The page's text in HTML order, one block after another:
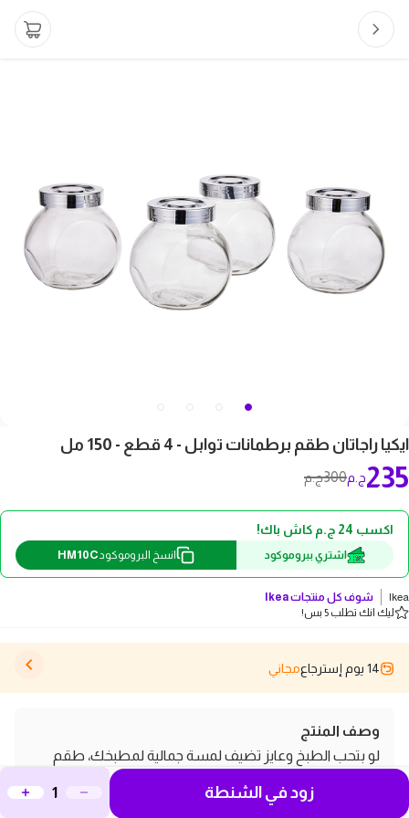
ايكيا راجاتان طقم برطمانات توابل - 4 قطع - 150 مل
300ج.م 235ج.م
اكسب 24 ج.م كاش باك!
اشتري ببروموكود انسخ البروموكود HM10C
Ikea شوف كل منتجاتIkea
ليك انك تطلب 5 بس!
14 يوم إسترجاع مجاني
وصف المنتج
لو بتحب الطبخ وعايز تضيف لمسة جمالية لمطبخك، طقم
برطمانات توابل راجاتان من إيكيا هو الخيار المثالي ليك! يحتوي
زود في الشنطة